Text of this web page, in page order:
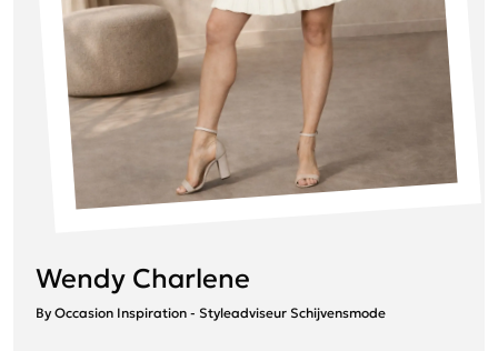
Wendy Charlene
By Occasion Inspiration - Styleadviseur Schijvensmode